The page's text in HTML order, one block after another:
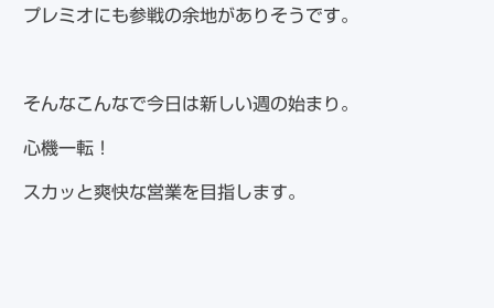
プレミオにも参戦の余地がありそうです。
そんなこんなで今日は新しい週の始まり。
心機一転！
スカッと爽快な営業を目指します。